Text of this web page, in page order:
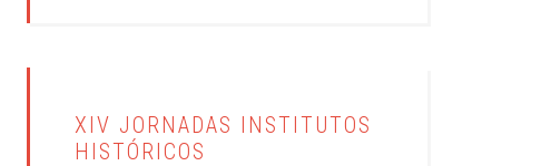
XIV JORNADAS INSTITUTOS
HISTÓRICOS